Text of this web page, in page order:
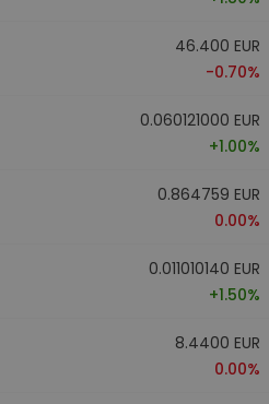
46.400 EUR
-0.70%
0.060121000 EUR
+1.00%
0.864759 EUR
0.00%
0.011010140 EUR
+1.50%
8.4400 EUR
0.00%